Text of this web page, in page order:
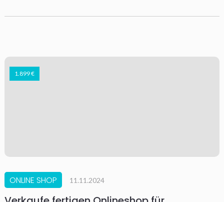
1.899 €
ONLINE SHOP 11.11.2024